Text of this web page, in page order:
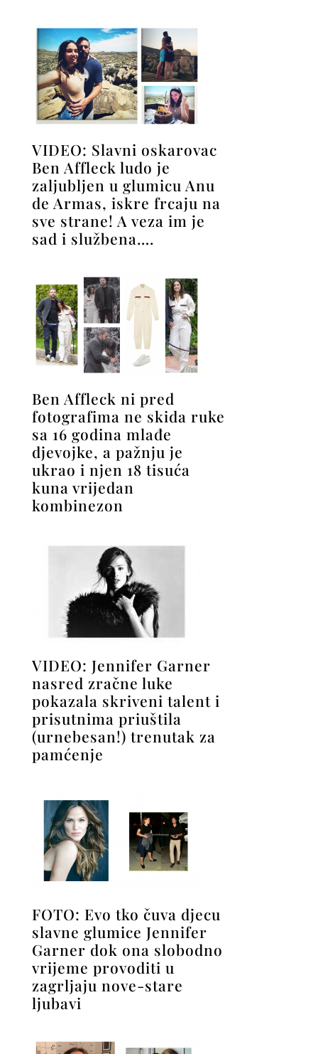
VIDEO: Slavni oskarovac
Ben Affleck ludo je
zaljubljen u glumicu Anu
de Armas, iskre frcaju na
sve strane! A veza im je
sad i službena….
Ben Affleck ni pred
fotografima ne skida ruke
sa 16 godina mlađe
djevojke, a pažnju je
ukrao i njen 18 tisuća
kuna vrijedan
kombinezon
VIDEO: Jennifer Garner
nasred zračne luke
pokazala skriveni talent i
prisutnima priuštila
(urnebesan!) trenutak za
pamćenje
FOTO: Evo tko čuva djecu
slavne glumice Jennifer
Garner dok ona slobodno
vrijeme provoditi u
zagrljaju nove-stare
ljubavi